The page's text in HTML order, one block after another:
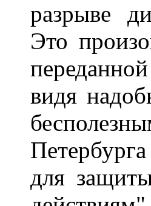
разрыве
Это
видя
для